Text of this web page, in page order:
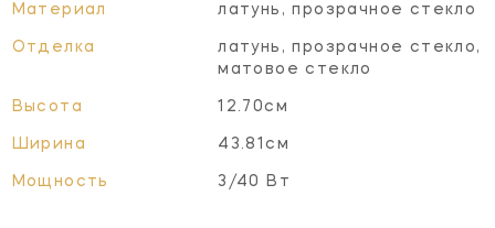
Материал латунь, прозрачное стекло
Отделка
латунь, прозрачное стекло,
матовое стекло
Высота 12.70см
Ширина 43.81см
Мощность 3/40 Вт